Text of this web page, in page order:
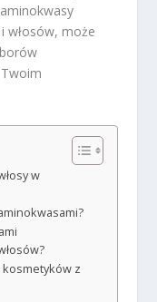
włosów, może
w
kosmetyków z